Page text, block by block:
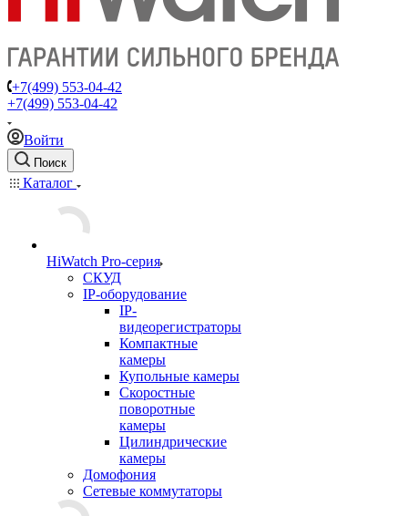
+7(499) 553-04-42
+7(499) 553-04-42
Войти
Поиск
Каталог
HiWatch Pro-серия
CКУД
IP-оборудование
IP-
видеорегистраторы
Компактные
камеры
Купольные камеры
Скоростные
поворотные
камеры
Цилиндрические
камеры
Домофония
Сетевые коммутаторы